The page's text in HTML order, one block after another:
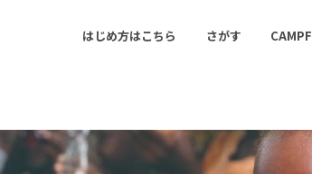
はじめ方はこちら さがす
おすすめのコミュニティ 人気のコミュニ